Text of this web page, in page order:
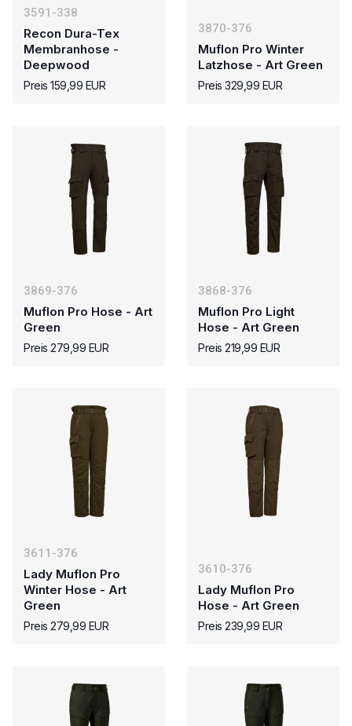
3591-338
Recon Dura-Tex
Membranhose -
Deepwood
Preis 159,99 EUR
3870-376
Muflon Pro Winter
Latzhose - Art Green
Preis 329,99 EUR
3869-376
Muflon Pro Hose - Art
Green
Preis 279,99 EUR
3868-376
Muflon Pro Light
Hose - Art Green
Preis 219,99 EUR
3611-376
Lady Muflon Pro
Winter Hose - Art
Green
Preis 279,99 EUR
3610-376
Lady Muflon Pro
Hose - Art Green
Preis 239,99 EUR